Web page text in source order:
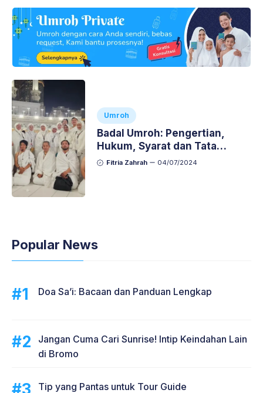
Umroh
Badal Umroh: Pengertian,
Hukum, Syarat dan Tata
Caranya
Fitria Zahrah 04/07/2024
Popular News
Doa Sa’i: Bacaan dan Panduan Lengkap
Jangan Cuma Cari Sunrise! Intip Keindahan Lain
di Bromo
Tip yang Pantas untuk Tour Guide